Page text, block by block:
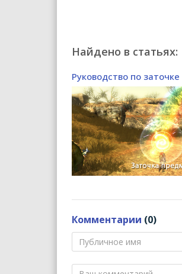
Найдено в статьях:
Руководство по
Комментарии (0)